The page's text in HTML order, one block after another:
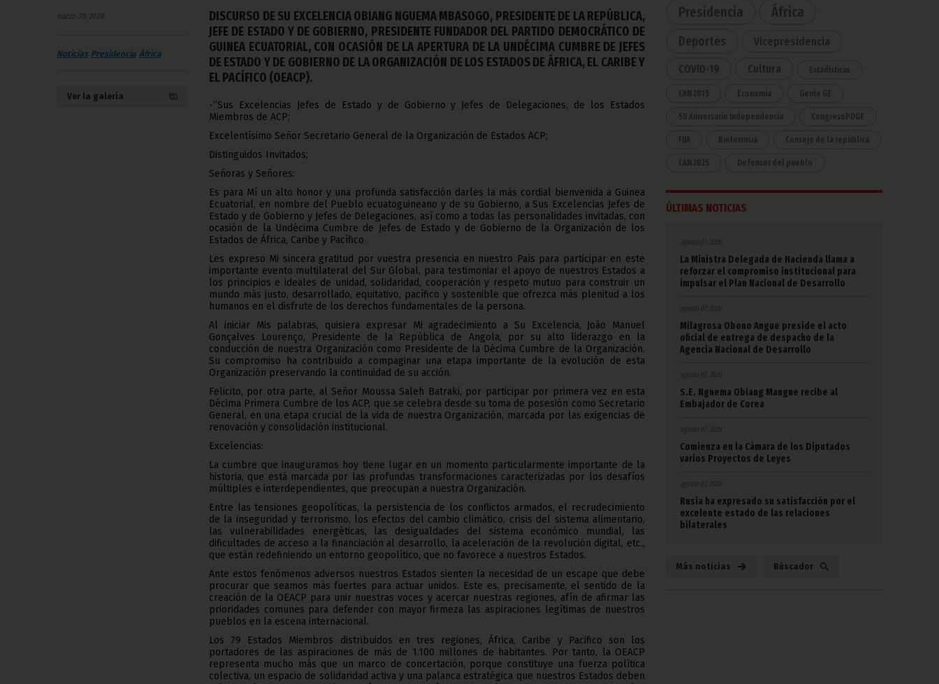
marzo 30, 2026
Noticias Presidencia África
Ver la galería
DISCURSO DE SU EXCELENCIA OBIANG NGUEMA MBASOGO, PRESIDENTE DE LA REPÚBLICA,
JEFE DE ESTADO Y DE GOBIERNO, PRESIDENTE FUNDADOR DEL PARTIDO DEMOCRÁTICO DE
GUINEA ECUATORIAL, CON OCASIÓN DE LA APERTURA DE LA UNDÉCIMA CUMBRE DE JEFES
DE ESTADO Y DE GOBIERNO DE LA ORGANIZACIÓN DE LOS ESTADOS DE ÁFRICA, EL CARIBE Y
EL PACÍFICO (OEACP).
-“Sus Excelencias Jefes de Estado y de Gobierno y Jefes de Delegaciones, de los Estados
Miembros de ACP;
Excelentísimo Señor Secretario General de la Organización de Estados ACP;
Distinguidos Invitados;
Señoras y Señores:
Es para Mí un alto honor y una profunda satisfacción darles la más cordial bienvenida a Guinea
Ecuatorial, en nombre del Pueblo ecuatoguineano y de su Gobierno, a Sus Excelencias Jefes de
Estado y de Gobierno y Jefes de Delegaciones, así como a todas las personalidades invitadas, con
ocasión de la Undécima Cumbre de Jefes de Estado y de Gobierno de la Organización de los
Estados de África, Caribe y Pacífico.
Les expreso Mi sincera gratitud por vuestra presencia en nuestro País para participar en este
importante evento multilateral del Sur Global, para testimoniar el apoyo de nuestros Estados a
los principios e ideales de unidad, solidaridad, cooperación y respeto mutuo para construir un
mundo más justo, desarrollado, equitativo, pacífico y sostenible que ofrezca más plenitud a los
humanos en el disfrute de los derechos fundamentales de la persona.
Al iniciar Mis palabras, quisiera expresar Mi agradecimiento a Su Excelencia, João Manuel
Gonçalves Lourenço, Presidente de la República de Angola, por su alto liderazgo en la
conducción de nuestra Organización como Presidente de la Décima Cumbre de la Organización.
Su compromiso ha contribuido a compaginar una etapa importante de la evolución de esta
Organización preservando la continuidad de su acción.
Felicito, por otra parte, al Señor Moussa Saleh Batraki, por participar por primera vez en esta
Décima Primera Cumbre de los ACP, que se celebra desde su toma de posesión como Secretario
General, en una etapa crucial de la vida de nuestra Organización, marcada por las exigencias de
renovación y consolidación institucional.
Excelencias:
La cumbre que inauguramos hoy tiene lugar en un momento particularmente importante de la
historia, que está marcada por las profundas transformaciones caracterizadas por los desafíos
múltiples e interdependientes, que preocupan a nuestra Organización.
Entre las tensiones geopolíticas, la persistencia de los conflictos armados, el recrudecimiento
de la inseguridad y terrorismo, los efectos del cambio climático, crisis del sistema alimentario,
las vulnerabilidades energéticas, las desigualdades del sistema económico mundial, las
dificultades de acceso a la financiación al desarrollo, la aceleración de la revolución digital, etc.,
que están redefiniendo un entorno geopolítico, que no favorece a nuestros Estados.
Ante estos fenómenos adversos nuestros Estados sienten la necesidad de un escape que debe
procurar que seamos más fuertes para actuar unidos. Este es, precisamente, el sentido de la
creación de la OEACP para unir nuestras voces y acercar nuestras regiones, afín de afirmar las
prioridades comunes para defender con mayor firmeza las aspiraciones legítimas de nuestros
pueblos en la escena internacional.
Los 79 Estados Miembros distribuidos en tres regiones, África, Caribe y Pacifico son los
portadores de las aspiraciones de más de 1.100 millones de habitantes. Por tanto, la OEACP
representa mucho más que un marco de concertación, porque constituye una fuerza política
colectiva, un espacio de solidaridad activa y una palanca estratégica que nuestros Estados deben
Presidencia
África
Deportes Vicepresidencia
COVID-19 Cultura Estadísticas
CAN 2015 Economía Gente GE
50 Aniversario Independencia CongresoPDGE
FIJA Bielorrusia Consejo de la república
CAN 2025 Defensor del pueblo
ÚLTIMAS NOTICIAS
agosto 07, 2026
La Ministra Delegada de Hacienda llama a
reforzar el compromiso institucional para
impulsar el Plan Nacional de Desarrollo
agosto 07, 2026
Milagrosa Obono Angue preside el acto
oficial de entrega de despacho de la
Agencia Nacional de Desarrollo
agosto 07, 2026
S.E. Nguema Obiang Mangue recibe al
Embajador de Corea
agosto 07, 2026
Comienza en la Cámara de los Diputados
varios Proyectos de Leyes
agosto 07, 2026
Rusia ha expresado su satisfacción por el
excelente estado de las relaciones
bilaterales
Más noticias Búscador